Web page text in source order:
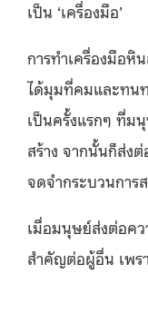
เป็น ‘เครื่องมือ’
การทำเครื่องมือหิ
ได้มุมที่คมและทน
เป็นครั้งแรกๆ ที่ม
สร้าง จากนั้นก็ส่ง
จดจำกระบวนการ
เมื่อมนุษย์ส่งต่อคว
สำคัญต่อผู้อื่น เพร